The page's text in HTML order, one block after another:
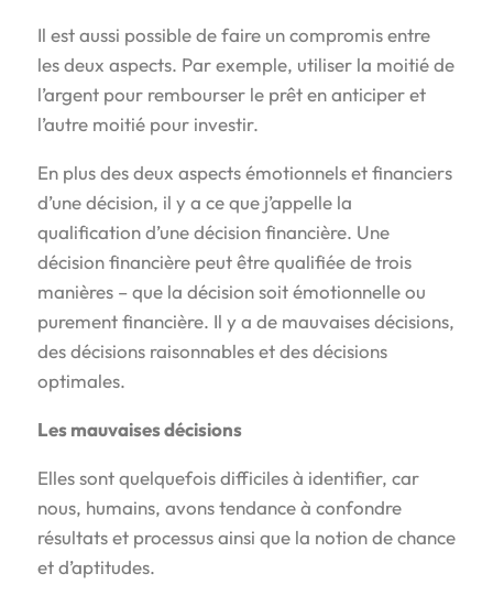
Il est aussi possible de faire un compromis entre
les deux aspects. Par exemple, utiliser la moitié de
l’argent pour rembourser le prêt en anticiper et
l’autre moitié pour investir.
En plus des deux aspects émotionnels et financiers
d’une décision, il y a ce que j’appelle la
qualification d’une décision financière. Une
décision financière peut être qualifiée de trois
manières – que la décision soit émotionnelle ou
purement financière. Il y a de mauvaises décisions,
des décisions raisonnables et des décisions
optimales.
Les mauvaises décisions
Elles sont quelquefois difficiles à identifier, car
nous, humains, avons tendance à confondre
résultats et processus ainsi que la notion de chance
et d’aptitudes.